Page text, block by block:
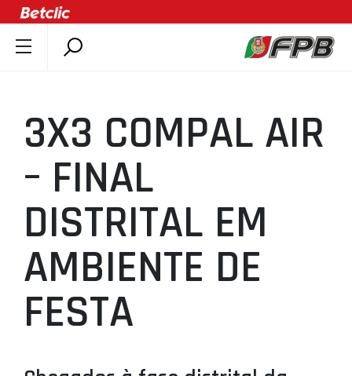
ÚLTIMAS
COMPETIÇÕES
ASSOCIAÇÕES
CLUBES
AGENTES
AGENDA
SELEÇÕES
MINIBASQUETE
3X3 COMPAL AIR
– FINAL
DISTRITAL EM
AMBIENTE DE
FESTA